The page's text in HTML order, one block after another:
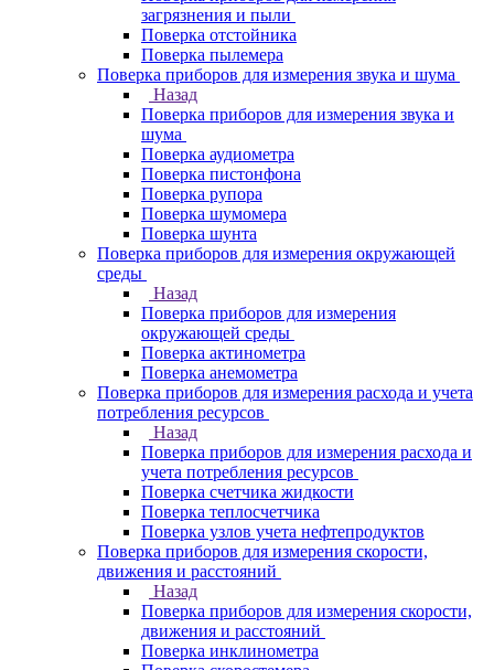
загрязнения и пыли
Поверка отстойника
Поверка пылемера
Поверка приборов для измерения звука и шума
Назад
Поверка приборов для измерения звука и
шума
Поверка аудиометра
Поверка пистонфона
Поверка рупора
Поверка шумомера
Поверка шунта
Поверка приборов для измерения окружающей
среды
Назад
Поверка приборов для измерения
окружающей среды
Поверка актинометра
Поверка анемометра
Поверка приборов для измерения расхода и учета
потребления ресурсов
Назад
Поверка приборов для измерения расхода и
учета потребления ресурсов
Поверка счетчика жидкости
Поверка теплосчетчика
Поверка узлов учета нефтепродуктов
Поверка приборов для измерения скорости,
движения и расстояний
Назад
Поверка приборов для измерения скорости,
движения и расстояний
Поверка инклинометра